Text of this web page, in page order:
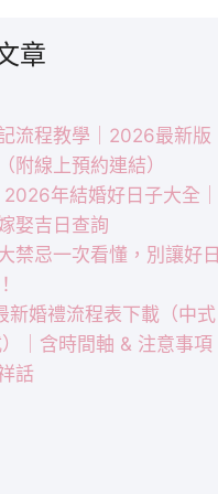
章
流程教學｜2026最新版
附線上預約連結）
年結婚好日子大全｜
娶吉日查詢
禁忌一次看懂，別讓好日
新婚禮流程表下載（中式
｜含時間軸 & 注意事項
話